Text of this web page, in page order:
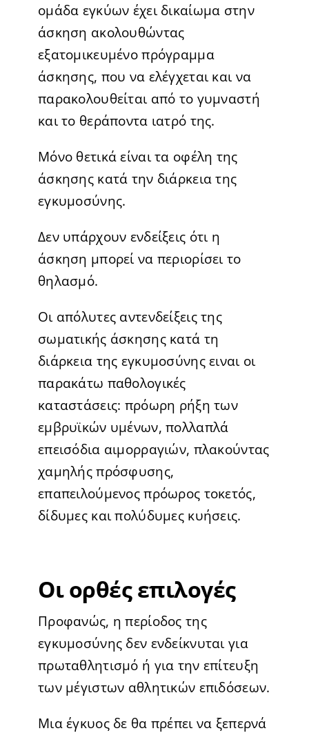
ομάδα εγκύων έχει δικαίωμα στην
άσκηση ακολουθώντας
εξατομικευμένο πρόγραμμα
άσκησης, που να ελέγχεται και να
παρακολουθείται από το γυμναστή
και το θεράποντα ιατρό της.
Μόνο θετικά είναι τα οφέλη της
άσκησης κατά την διάρκεια της
εγκυμοσύνης.
Δεν υπάρχουν ενδείξεις ότι η
άσκηση μπορεί να περιορίσει το
θηλασμό.
Οι απόλυτες αντενδείξεις της
σωματικής άσκησης κατά τη
διάρκεια της εγκυμοσύνης ειναι οι
παρακάτω παθολογικές
καταστάσεις: πρόωρη ρήξη των
εμβρυϊκών υμένων, πολλαπλά
επεισόδια αιμορραγιών, πλακούντας
χαμηλής πρόσφυσης,
επαπειλούμενος πρόωρος τοκετός,
δίδυμες και πολύδυμες κυήσεις.
Οι ορθές επιλογές
Προφανώς, η περίοδος της
εγκυμοσύνης δεν ενδείκνυται για
πρωταθλητισμό ή για την επίτευξη
των μέγιστων αθλητικών επιδόσεων.
Μια έγκυος δε θα πρέπει να ξεπερνά